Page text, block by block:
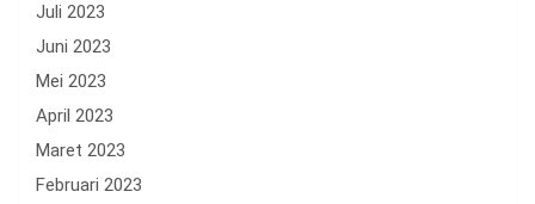
Juli 2023
Juni 2023
Mei 2023
April 2023
Maret 2023
Februari 2023